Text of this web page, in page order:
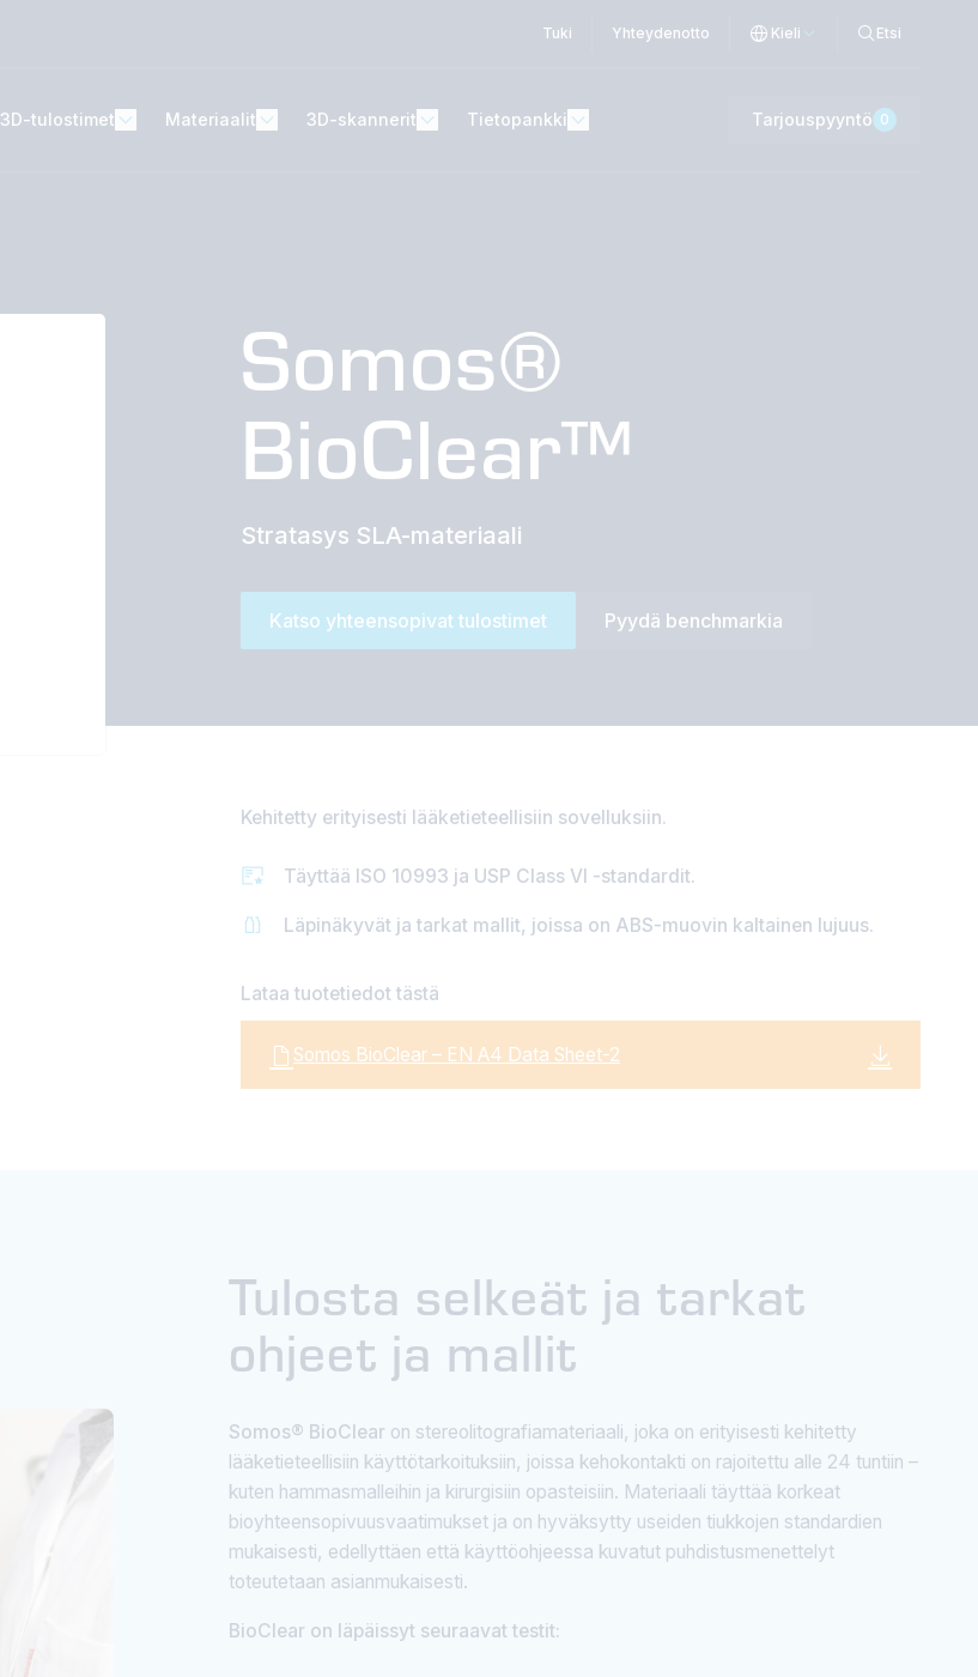
Tuki Yhteydenotto Kieli Etsi
3D-tulostimet Materiaalit 3D-skannerit Tietopankki Tarjouspyyntö 0
Somos®
BioClear™
Stratasys SLA-materiaali
Katso yhteensopivat tulostimet Pyydä benchmarkia
Kehitetty erityisesti lääketieteellisiin sovelluksiin.
Täyttää ISO 10993 ja USP Class VI -standardit.
Läpinäkyvät ja tarkat mallit, joissa on ABS-muovin kaltainen lujuus.
Lataa tuotetiedot tästä
Somos BioClear – EN A4 Data Sheet-2
Tulosta selkeät ja tarkat
ohjeet ja mallit
Somos® BioClear on stereolitografiamateriaali, joka on erityisesti kehitetty
lääketieteellisiin käyttötarkoituksiin, joissa kehokontakti on rajoitettu alle 24 tuntiin –
kuten hammasmalleihin ja kirurgisiin opasteisiin. Materiaali täyttää korkeat
bioyhteensopivuusvaatimukset ja on hyväksytty useiden tiukkojen standardien
mukaisesti, edellyttäen että käyttöohjeessa kuvatut puhdistusmenettelyt
toteutetaan asianmukaisesti.
BioClear on läpäissyt seuraavat testit: